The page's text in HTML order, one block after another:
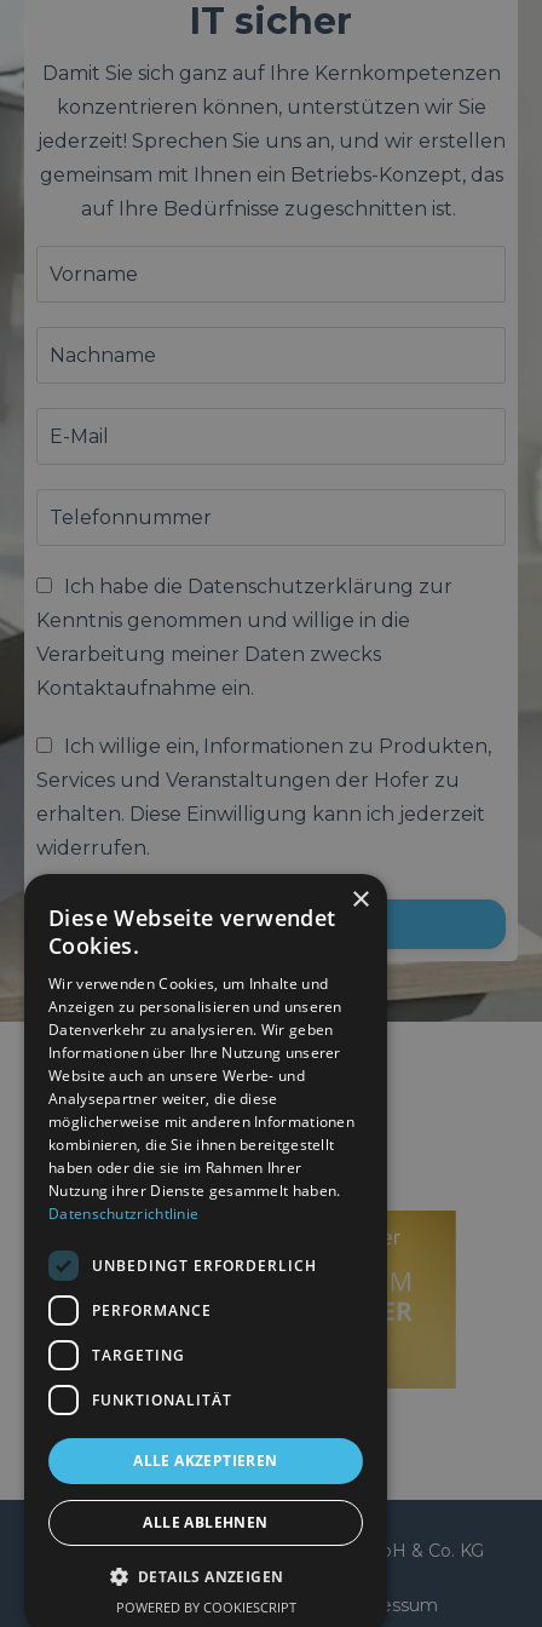
IT sicher
Damit Sie sich ganz auf Ihre Kernkompetenzen
konzentrieren können, unterstützen wir Sie
jederzeit! Sprechen Sie uns an, und wir erstellen
gemeinsam mit Ihnen ein Betriebs-Konzept, das
auf Ihre Bedürfnisse zugeschnitten ist.
Ich habe die Datenschutzerklärung zur
Kenntnis genommen und willige in die
Verarbeitung meiner Daten zwecks
Kontaktaufnahme ein.
Ich willige ein, Informationen zu Produkten,
Services und Veranstaltungen der Hofer zu
erhalten. Diese Einwilligung kann ich jederzeit
widerrufen.
Senden
Wir sind:
© 2026 Hofer Nachrichtentechnik GmbH & Co. KG
Kontakt Datenschutz Impressum
×
Diese Webseite verwendet
Cookies.
Wir verwenden Cookies, um Inhalte und
Anzeigen zu personalisieren und unseren
Datenverkehr zu analysieren. Wir geben
Informationen über Ihre Nutzung unserer
Website auch an unsere Werbe- und
Analysepartner weiter, die diese
möglicherweise mit anderen Informationen
kombinieren, die Sie ihnen bereitgestellt
haben oder die sie im Rahmen Ihrer
Nutzung ihrer Dienste gesammelt haben.
Datenschutzrichtlinie
UNBEDINGT ERFORDERLICH
PERFORMANCE
TARGETING
FUNKTIONALITÄT
ALLE AKZEPTIEREN
ALLE ABLEHNEN
DETAILS ANZEIGEN
POWERED BY COOKIESCRIPT